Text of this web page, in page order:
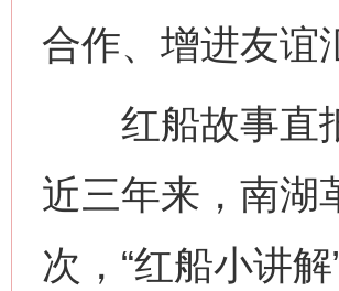
合作、增进友谊
红船故事直抵
近三年来，南湖
次，“红船小讲